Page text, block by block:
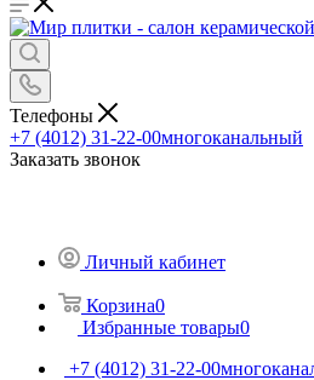
Телефоны
+7 (4012) 31-22-00многоканальный
Заказать звонок
Личный кабинет
Корзина0
Избранные товары0
+7 (4012) 31-22-00